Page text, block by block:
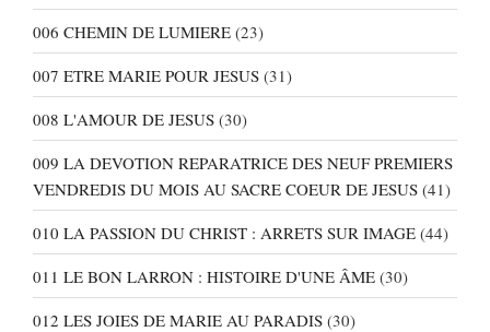
006 CHEMIN DE LUMIERE (23)
007 ETRE MARIE POUR JESUS (31)
008 L'AMOUR DE JESUS (30)
009 LA DEVOTION REPARATRICE DES NEUF PREMIERS
VENDREDIS DU MOIS AU SACRE COEUR DE JESUS (41)
010 LA PASSION DU CHRIST : ARRETS SUR IMAGE (44)
011 LE BON LARRON : HISTOIRE D'UNE ÂME (30)
012 LES JOIES DE MARIE AU PARADIS (30)